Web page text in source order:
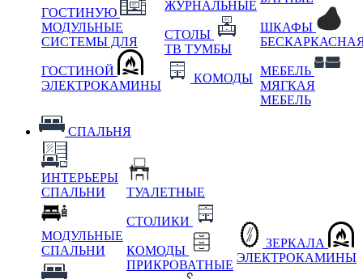
ГОСТИНУЮ
МОДУЛЬНЫЕ
СИСТЕМЫ ДЛЯ
ГОСТИНОЙ
ЭЛЕКТРОКАМИНЫ
ЖУРНАЛЬНЫЕ
СТОЛЫ
ТВ ТУМБЫ
КОМОДЫ
ШКАФЫ
МЕБЕЛЬ
МЯГКАЯ
МЕБЕЛЬ
СПАЛЬНЯ
ИНТЕРЬЕРЫ
СПАЛЬНИ
МОДУЛЬНЫЕ
СПАЛЬНИ
ТУАЛЕТНЫЕ
СТОЛИКИ
КОМОДЫ
ПРИКРОВАТНЫЕ
ЗЕРКАЛА
ЭЛЕКТРОКАМИНЫ